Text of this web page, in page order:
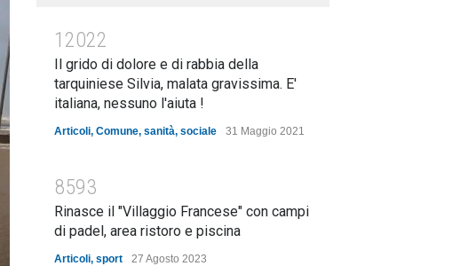
12022
Il grido di dolore e di rabbia della
tarquiniese Silvia, malata gravissima. E'
italiana, nessuno l'aiuta !
Articoli, Comune, sanità, sociale 31 Maggio 2021
8593
Rinasce il "Villaggio Francese" con campi
di padel, area ristoro e piscina
Articoli, sport 27 Agosto 2023